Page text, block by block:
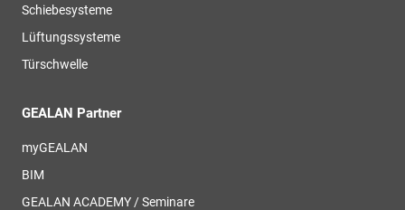
Schiebesysteme
Lüftungssysteme
Türschwelle
GEALAN Partner
myGEALAN
BIM
GEALAN ACADEMY / Seminare